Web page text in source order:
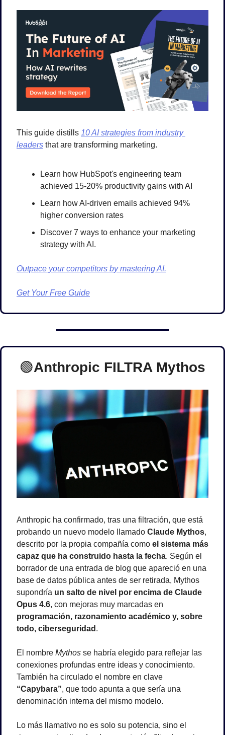
This guide distills 10 AI strategies from industry
leaders that are transforming marketing.
Learn how HubSpot's engineering team
achieved 15-20% productivity gains with AI
Learn how AI-driven emails achieved 94%
higher conversion rates
Discover 7 ways to enhance your marketing
strategy with AI.
Outpace your competitors by mastering AI.
Get Your Free Guide
🟢Anthropic FILTRA Mythos
Anthropic ha confirmado, tras una filtración, que está
probando un nuevo modelo llamado Claude Mythos,
descrito por la propia compañía como el sistema más
capaz que ha construido hasta la fecha. Según el
borrador de una entrada de blog que apareció en una
base de datos pública antes de ser retirada, Mythos
supondría un salto de nivel por encima de Claude
Opus 4.6
programación, razonamiento académico y, sobre
todo, ciberseguridad .
El nombre Mythos se habría elegido para reflejar las
conexiones profundas entre ideas y conocimiento.
“Capybara”, que todo apunta a que sería una
denominación interna del mismo modelo.
Lo más llamativo no es solo su potencia, sino el